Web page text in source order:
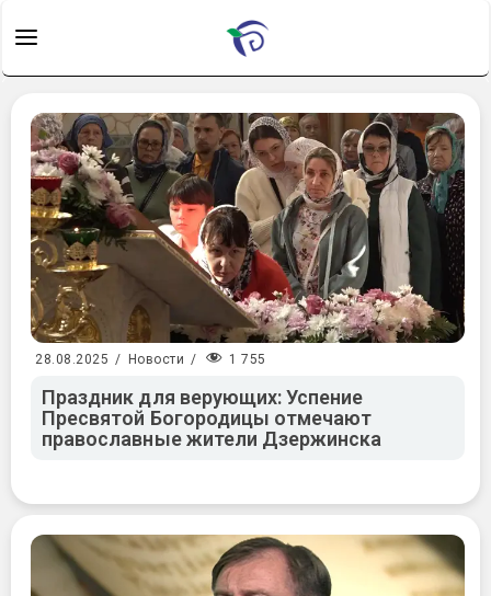
28.08.2025 / Новости / 1 755
Праздник для верующих: Успение
Пресвятой Богородицы отмечают
православные жители Дзержинска